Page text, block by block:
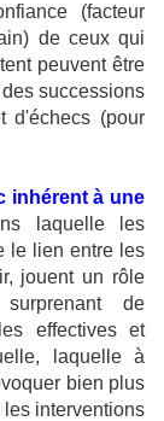
(facteur
de ceux qui
peuvent être
successions
d'échecs (pour
inhérent à une
laquelle les
le lien entre les
jouent un rôle
de
effectives et
laquelle à
bien plus
interventions